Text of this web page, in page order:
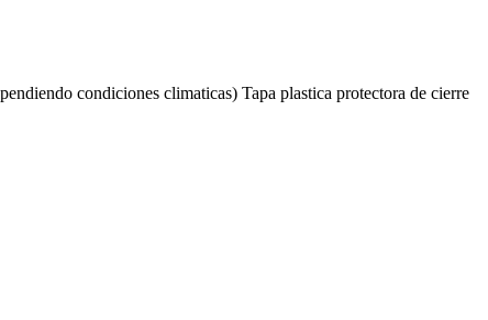
condiciones climaticas) Tapa plastica protectora de cierre